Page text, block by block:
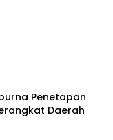
Penetapan
Daerah